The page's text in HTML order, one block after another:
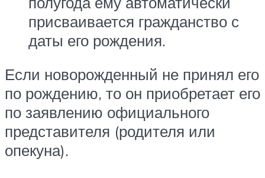
присваивается гражданство с
даты его рождения.
Если новорожденный не принял его
по рождению, то он приобретает его
по заявлению официального
представителя (родителя или
опекуна).